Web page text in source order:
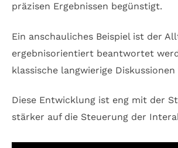
präzisen Ergebnissen begünstigt.
Ein anschauliches Beispiel ist der
ergebnisorientiert beantwortet
klassische langwierige
Diese Entwicklung ist eng mit der
stärker auf die Steuerung der